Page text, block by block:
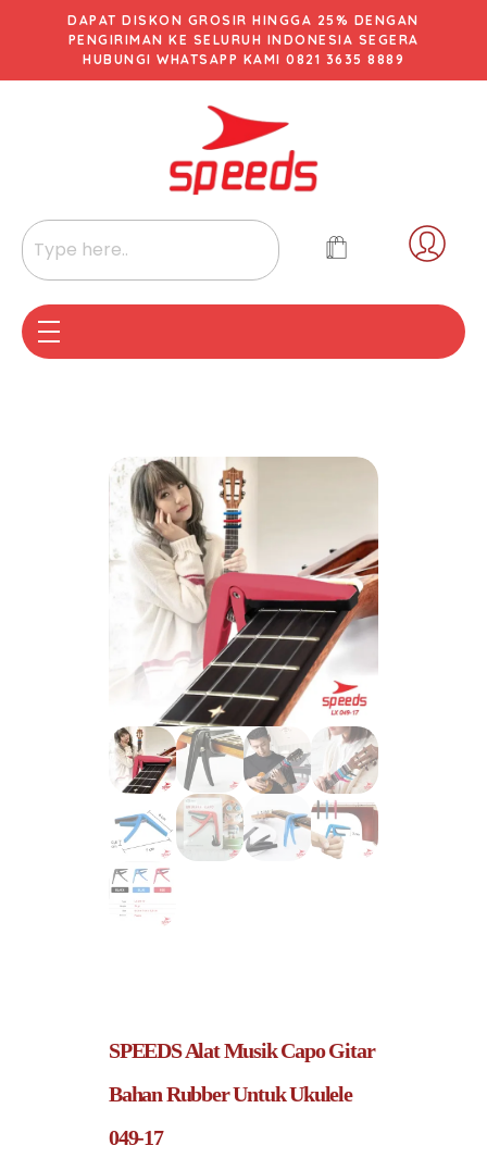
DAPAT DISKON GROSIR HINGGA 25% DENGAN
PENGIRIMAN KE SELURUH INDONESIA SEGERA
HUBUNGI WHATSAPP KAMI 0821 3635 8889
SPEEDS Alat Musik Capo Gitar
Bahan Rubber Untuk Ukulele
049-17